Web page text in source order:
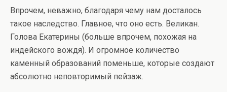
Впрочем, неважно, благодаря чему нам досталось
такое наследство. Главное, что оно есть. Великан.
Голова Екатерины (больше впрочем, похожая на
индейского вождя). И огромное количество
каменный образований поменьше, которые создают
абсолютно неповторимый пейзаж.